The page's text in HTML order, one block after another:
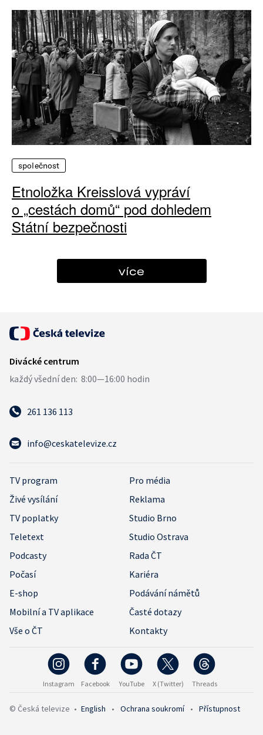
společnost
Etnoložka Kreisslová vypráví
o „cestách domů“ pod dohledem
Státní bezpečnosti
více
261 136 113
info@ceskatelevize.cz
TV program
Pro média
Živé vysílání
Reklama
TV poplatky
Studio Brno
Teletext
Studio Ostrava
Podcasty
Rada ČT
Počasí
Kariéra
E-shop
Podávání námětů
Mobilní a TV aplikace
Časté dotazy
Vše o ČT
Kontakty
Instagram Facebook YouTube X (Twitter) Threads
© Česká televize • English • Ochrana soukromí • Přístupnost